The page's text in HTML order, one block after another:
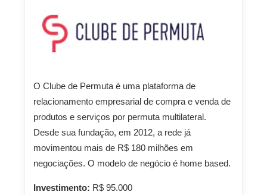
O Clube de Permuta é uma plataforma de
relacionamento empresarial de compra e venda de
produtos e serviços por permuta multilateral.
Desde sua fundação, em 2012, a rede já
movimentou mais de R$ 180 milhões em
negociações. O modelo de negócio é home based.
Investimento: R$ 95.000